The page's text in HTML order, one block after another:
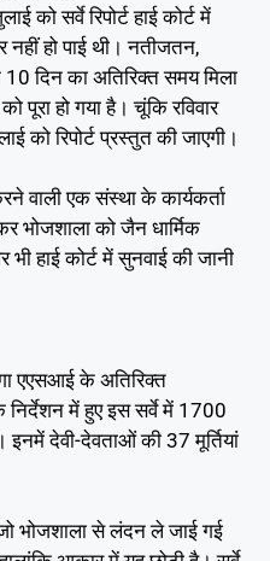
को सर्वे रिपोर्ट हाई कोर्ट में
नहीं हो पाई थी। नतीजतन,
दिन का अतिरिक्त समय मिला
पूरा हो गया है। चूंकि रविवार
को रिपोर्ट प्रस्तुत की जाएगी।
वाली एक संस्था के कार्यकर्ता
भोजशाला को जैन धार्मिक
हाई कोर्ट में सुनवाई की जानी
एएसआई के अतिरिक्त
में हुए इस सर्वे में 1700
इनमें देवी-देवताओं की 37 मूर्तियां
जो भोजशाला से लंदन ले जाई गई